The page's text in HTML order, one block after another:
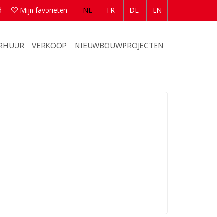
Mijn favorieten NL FR DE EN
VERKOOP NIEUWBOUWPROJECTEN